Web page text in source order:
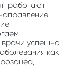
работают
врачи успешно
как